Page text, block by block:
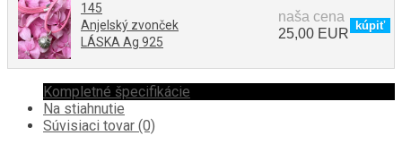
145
Anjelský zvonček
LÁSKA Ag 925
naša cena
25,00 EUR
Kompletné špecifikácie
Na stiahnutie
Súvisiaci tovar (0)